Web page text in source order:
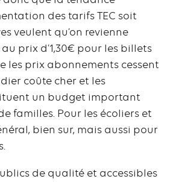
des tarifs TEC soit
veulent qu’on revienne
prix d’1,30€ pour les billets
les prix abonnements cessent
coûte cher et les
un budget important
familles. Pour les écoliers et
bien sur, mais aussi pour
de qualité et accessibles